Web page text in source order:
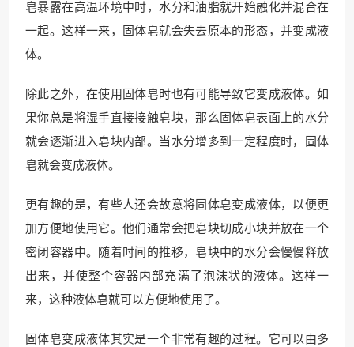
皂暴露在高温环境中时，水分和油脂就开始融化并混合在
一起。这样一来，固体皂就会失去原本的形态，并变成液
体。
除此之外，在使用固体皂时也有可能导致它变成液体。如
果你总是将湿手直接接触皂块，那么固体皂表面上的水分
就会逐渐进入皂块内部。当水分增多到一定程度时，固体
皂就会变成液体。
更有趣的是，有些人还会故意将固体皂变成液体，以便更
加方便地使用它。他们通常会把皂块切成小块并放在一个
密闭容器中。随着时间的推移，皂块中的水分会慢慢释放
出来，并使整个容器内部充满了泡沫状的液体。这样一
来，这种液体皂就可以方便地使用了。
固体皂变成液体其实是一个非常有趣的过程。它可以由多